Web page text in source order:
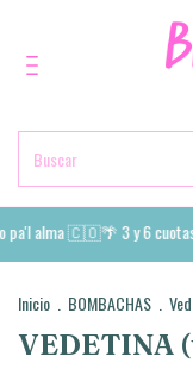
pa'l alma 🇨🇴🌴 3 y 6
Inicio BOMBACHAS
VEDETINA